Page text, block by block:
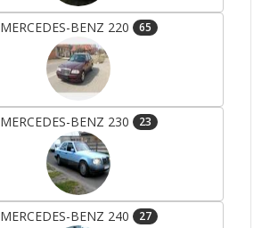
MERCEDES-BENZ 220 65
MERCEDES-BENZ 230 23
MERCEDES-BENZ 240 27